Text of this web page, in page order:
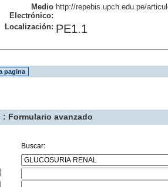
Medio
Electrónico:
http://repebis.upch.edu.pe/
Localización: PE1.1
: Formulario avanzado
Buscar: